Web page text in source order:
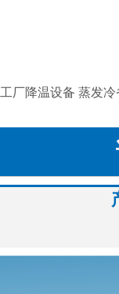
工厂降温设备 蒸发冷